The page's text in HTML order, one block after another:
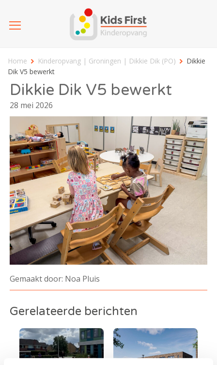
Home Kinderopvang | Groningen | Dikkie Dik (PO)
Dikkie
Dik V5 bewerkt
Dikkie Dik V5 bewerkt
28 mei 2026
Gemaakt door: Noa Pluis
Gerelateerde berichten